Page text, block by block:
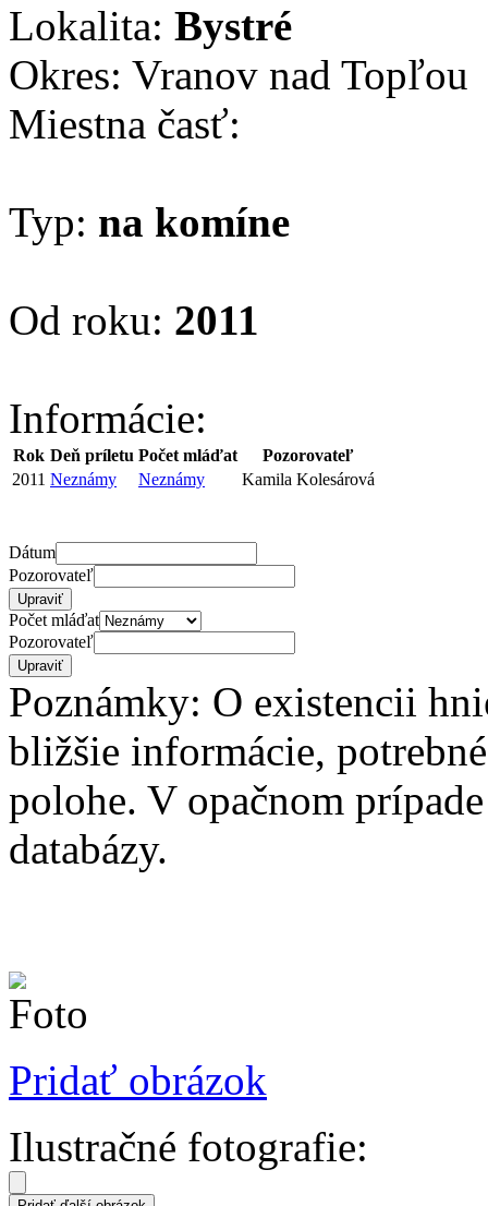
Lokalita: Bystré
Okres: Vranov nad Topľou
Miestna časť:
Typ: na komíne
Od roku: 2011
Informácie:
Rok Deň príletu Počet mláďat
Pozorovateľ
2011 Neznámy Neznámy Kamila Kolesárová
Dátum
Pozorovateľ
Počet mláďat
Pozorovateľ
Poznámky: O existencii
bližšie informácie,
polohe. V opačnom
databázy.
Pridať obrázok
Ilustračné fotografie: